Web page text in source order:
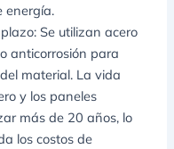
energía.
Se utilizan acero
anticorrosión para
material. La vida
y los paneles
más de 20 años, lo
los costos de